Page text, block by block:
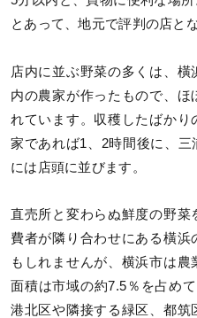
とあって、地元で評判の店と
店内に並ぶ野菜の多くは、
内の農家が作ったもので、ほ
れています。収穫したばか
家であれば1、2時間後に、
には店頭に並びます。
直売所と変わらぬ鮮度の野菜
費者が隣り合わせにある橫
もしれませんが、横浜市は
面積は市域の約7.5％を占め
港北区や隣接する緑区、都筑